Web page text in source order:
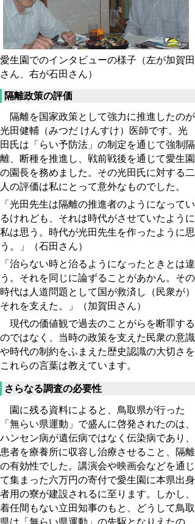
愛生園でのインタビューの様子（左が加賀田
さん、右が石田さん）
隔離政策の評価
隔離を国家政策として強力に推進したのが
光田健輔（みつだ けんすけ）医師です。光
田氏は「らい予防法」の制定を通じて強制隔
離、断種を推進し、戦前戦後を通じて愛生園
の園長を務めました。その光田氏に対する二
人の評価は私にとって意外なものでした。
「光田先生は隔離の推進者のようになってい
るけれども、それは時代がさせていたように
私は思う。時代が光田先生を作ったように思
う。」（石田さん）
「治らない時と治るようになったときとは違
う。それを同じに論ずることがあかん。その
時代は人道問題として国が救済し（民衆が）
それを支えた。」（加賀田さん）
現代の価値観で過去のことがらを断罪する
のではなく、当時の政策を支えた民衆の意識
や時代の制約をふまえた歴史認識の大切さを
これらの言葉は教えています。
さらなる調査の必要性
園に残る資料によると、鳥取県が行った
「無らい県運動」で盛んに啓発されたのは、
ハンセン病が遺伝病ではなく伝染病であり、
患者を療養所に収容し治療させること、隔離
の有効性でした。講演会や映画会などを通じ
て集まった六万円の寄付で愛生園に本県出身
者用の寮が建設されるに至ります。しかし、
着任間もない立田知事のもと、どうして鳥取
県は「無らい県運動」の先駆となりえたの